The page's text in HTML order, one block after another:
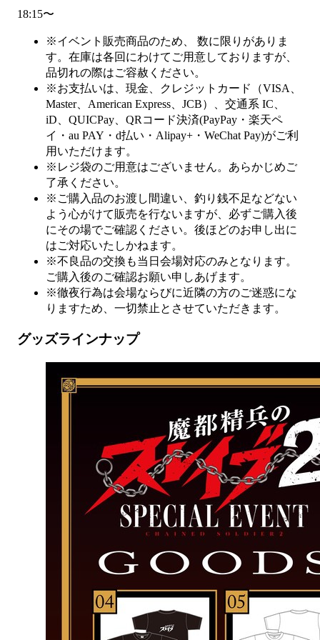
18:15〜
※イベント販売商品のため、 数に限りがありま
す。在庫は各回にわけてご用意しておりますが、
品切れの際はご容赦ください。
※お支払いは、現金、クレジットカード（VISA、
Master、American Express、JCB）、交通系 IC、
iD、QUICPay、QRコード決済(PayPay・楽天ペ
イ・au PAY・d払い・Alipay+・WeChat Pay)がご利
用いただけます。
※レジ袋のご用意はございません。あらかじめご
了承ください。
※ご購入品のお渡し間違い、釣り銭不足などない
よう心がけて販売を行ないますが、必ずご購入後
にその場でご確認ください。後ほどのお申し出に
はご対応いたしかねます。
※不良品の交換も当日会場対応のみとなります。
ご購入後のご確認お願い申しあげます。
※徹夜行為は会場ならびに近隣の方のご迷惑にな
りますため、一切禁止とさせていただきます。
グッズラインナップ